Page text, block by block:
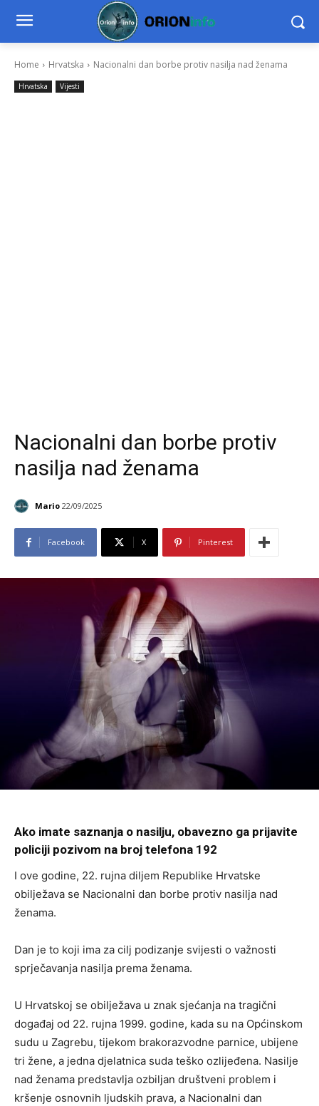
Home Hrvatska Nacionalni dan borbe protiv nasilja nad ženama
Hrvatska Vijesti
Nacionalni dan borbe protiv
nasilja nad ženama
Mario 22/09/2025
Facebook X Pinterest
Ako imate saznanja o nasilju, obavezno ga prijavite
policiji pozivom na broj telefona 192
I ove godine, 22. rujna diljem Republike Hrvatske
obilježava se Nacionalni dan borbe protiv nasilja nad
ženama.
Dan je to koji ima za cilj podizanje svijesti o važnosti
sprječavanja nasilja prema ženama.
U Hrvatskoj se obilježava u znak sjećanja na tragični
događaj od 22. rujna 1999. godine, kada su na Općinskom
sudu u Zagrebu, tijekom brakorazvodne parnice, ubijene
tri žene, a jedna djelatnica suda teško ozlijeđena. Nasilje
nad ženama predstavlja ozbiljan društveni problem i
kršenje osnovnih ljudskih prava, a Nacionalni dan